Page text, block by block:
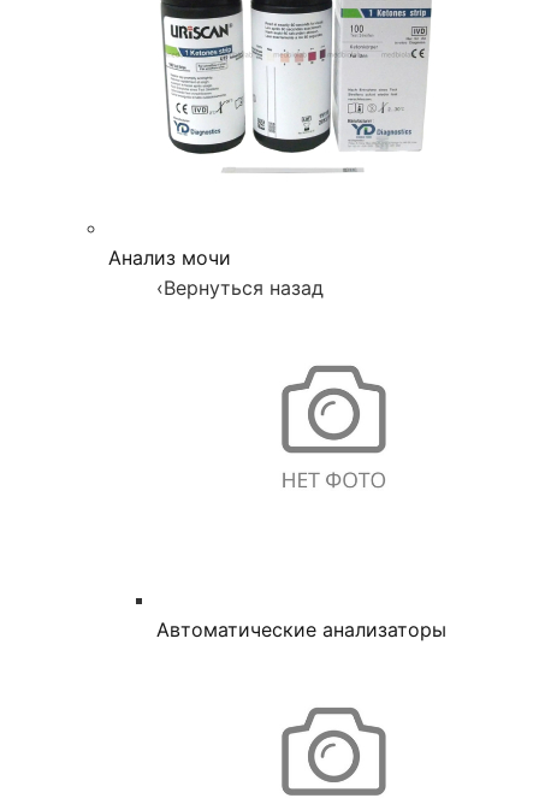
Анализ мочи
‹Вернуться назад
Автоматические анализаторы